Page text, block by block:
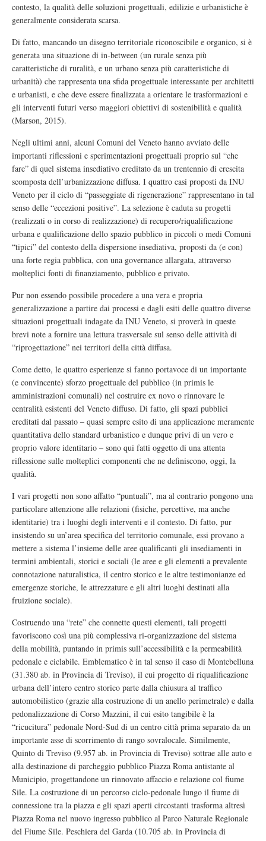
contesto, la qualità delle soluzioni progettuali, edilizie e urbanistiche è
generalmente considerata scarsa.
Di fatto, mancando un disegno territoriale riconoscibile e organico, si è
generata una situazione di in-between (un rurale senza più
caratteristiche di ruralità, e un urbano senza più caratteristiche di
urbanità) che rappresenta una sfida progettuale interessante per architetti
e urbanisti, e che deve essere finalizzata a orientare le trasformazioni e
gli interventi futuri verso maggiori obiettivi di sostenibilità e qualità
(Marson, 2015).
Negli ultimi anni, alcuni Comuni del Veneto hanno avviato delle
importanti riflessioni e sperimentazioni progettuali proprio sul “che
fare” di quel sistema insediativo ereditato da un trentennio di crescita
scomposta dell’urbanizzazione diffusa. I quattro casi proposti da INU
Veneto per il ciclo di “passeggiate di rigenerazione” rappresentano in tal
senso delle “eccezioni positive”. La selezione è caduta su progetti
(realizzati o in corso di realizzazione) di recupero/riqualificazione
urbana e qualificazione dello spazio pubblico in piccoli o medi Comuni
“tipici” del contesto della dispersione insediativa, proposti da (e con)
una forte regia pubblica, con una governance allargata, attraverso
molteplici fonti di finanziamento, pubblico e privato.
Pur non essendo possibile procedere a una vera e propria
generalizzazione a partire dai processi e dagli esiti delle quattro diverse
situazioni progettuali indagate da INU Veneto, si proverà in queste
brevi note a fornire una lettura trasversale sul senso delle attività di
“riprogettazione” nei territori della città diffusa.
Come detto, le quattro esperienze si fanno portavoce di un importante
(e convincente) sforzo progettuale del pubblico (in primis le
amministrazioni comunali) nel costruire ex novo o rinnovare le
centralità esistenti del Veneto diffuso. Di fatto, gli spazi pubblici
ereditati dal passato – quasi sempre esito di una applicazione meramente
quantitativa dello standard urbanistico e dunque privi di un vero e
proprio valore identitario – sono qui fatti oggetto di una attenta
riflessione sulle molteplici componenti che ne definiscono, oggi, la
qualità.
I vari progetti non sono affatto “puntuali”, ma al contrario pongono una
particolare attenzione alle relazioni (fisiche, percettive, ma anche
identitarie) tra i luoghi degli interventi e il contesto. Di fatto, pur
insistendo su un’area specifica del territorio comunale, essi provano a
mettere a sistema l’insieme delle aree qualificanti gli insediamenti in
termini ambientali, storici e sociali (le aree e gli elementi a prevalente
connotazione naturalistica, il centro storico e le altre testimonianze ed
emergenze storiche, le attrezzature e gli altri luoghi destinati alla
fruizione sociale).
Costruendo una “rete” che connette questi elementi, tali progetti
favoriscono così una più complessiva ri-organizzazione del sistema
della mobilità, puntando in primis sull’accessibilità e la permeabilità
pedonale e ciclabile. Emblematico è in tal senso il caso di Montebelluna
(31.380 ab. in Provincia di Treviso), il cui progetto di riqualificazione
urbana dell’intero centro storico parte dalla chiusura al traffico
automobilistico (grazie alla costruzione di un anello perimetrale) e dalla
pedonalizzazione di Corso Mazzini, il cui esito tangibile è la
“ricucitura” pedonale Nord-Sud di un centro città prima separato da un
importante asse di scorrimento di rango sovralocale. Similmente,
Quinto di Treviso (9.957 ab. in Provincia di Treviso) sottrae alle auto e
alla destinazione di parcheggio pubblico Piazza Roma antistante al
Municipio, progettandone un rinnovato affaccio e relazione col fiume
Sile. La costruzione di un percorso ciclo-pedonale lungo il fiume di
connessione tra la piazza e gli spazi aperti circostanti trasforma altresì
Piazza Roma nel nuovo ingresso pubblico al Parco Naturale Regionale
del Fiume Sile. Peschiera del Garda (10.705 ab. in Provincia di